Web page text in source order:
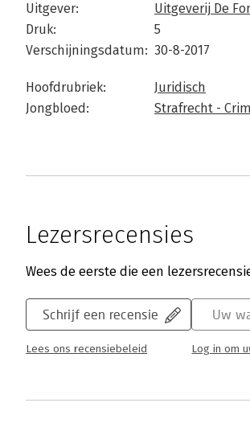
Uitgever:
Uitgeverij De
Druk:
5
Verschijningsdatum: 30-8-2017
Hoofdrubriek:
Juridisch
Jongbloed:
Strafrecht -
Lezersrecensies
Wees de eerste die een
Schrijf een recensie
Lees ons recensiebeleid
Uw
Log in om